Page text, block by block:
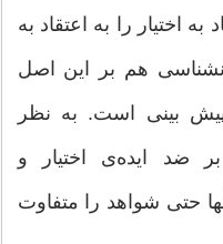
را به اعتقاد به
هم بر این اصل
بینی است. به نظر
ضد ایده‌ی اختیار و
حتی شواهد را متفاوت